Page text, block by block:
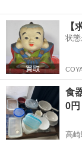
【
状態
食
0円
高崎